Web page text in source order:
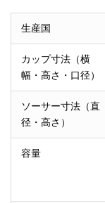
生産国
カップ寸法（横
幅・高さ・口径）
ソーサー寸法（直
径・高さ）
容量